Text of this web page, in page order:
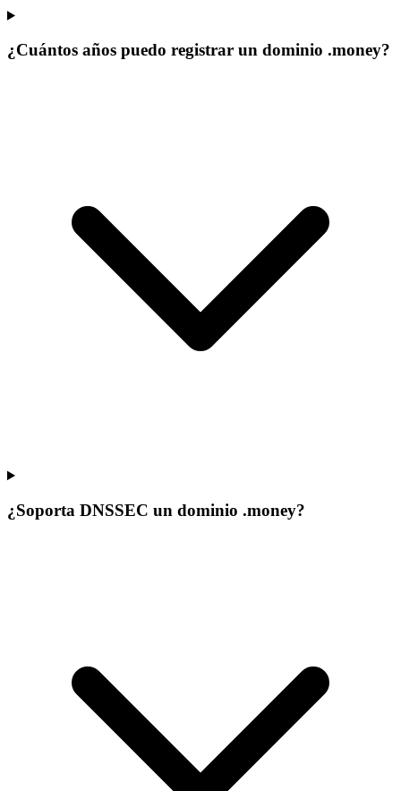
¿Cuántos años puedo registrar un dominio .money?
¿Soporta DNSSEC un dominio .money?